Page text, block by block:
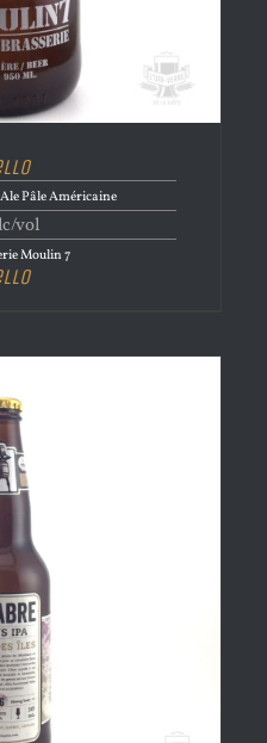
Pâle Américaine
vol
Moulin 7